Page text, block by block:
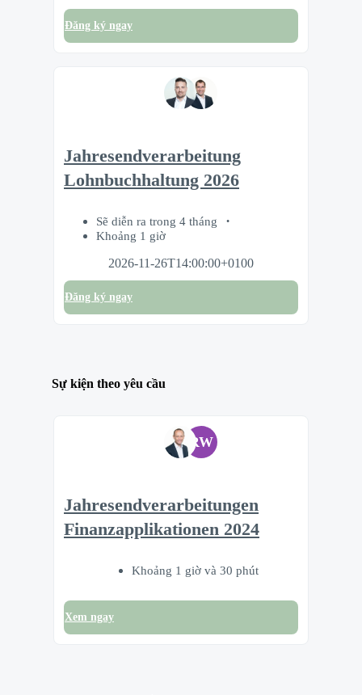
Đăng ký ngay
Jahresendverarbeitung
Lohnbuchhaltung 2026
Sẽ diễn ra trong 4 tháng
Khoảng 1 giờ
2026-11-26T14:00:00+0100
Đăng ký ngay
Sự kiện theo yêu cầu
RW
Jahresendverarbeitungen
Finanzapplikationen 2024
Khoảng 1 giờ và 30 phút
Xem ngay